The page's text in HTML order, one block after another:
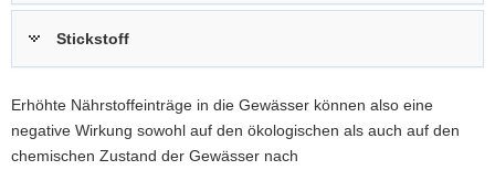
Stickstoff
Erhöhte Nährstoffeinträge in die Gewässer können also eine
negative Wirkung sowohl auf den ökologischen als auch auf den
chemischen Zustand der Gewässer nach